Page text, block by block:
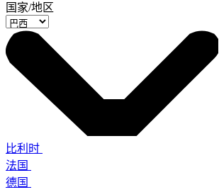
国家/地区
比利时
法国
德国